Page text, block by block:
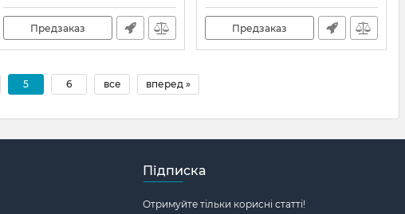
Артикул:357
Предзаказ Предзаказ
5 6 все вперед »
Підписка
Отримуйте тільки корисні статті!